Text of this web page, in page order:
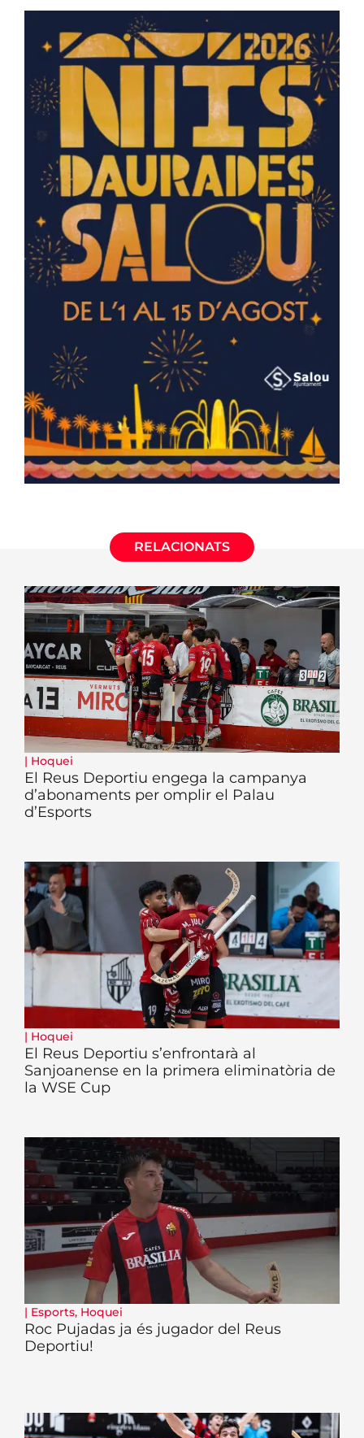
RELACIONATS
| Hoquei
El Reus Deportiu engega la campanya
d’abonaments per omplir el Palau
d’Esports
| Hoquei
El Reus Deportiu s’enfrontarà al
Sanjoanense en la primera eliminatòria de
la WSE Cup
| Esports, Hoquei
Roc Pujadas ja és jugador del Reus
Deportiu!